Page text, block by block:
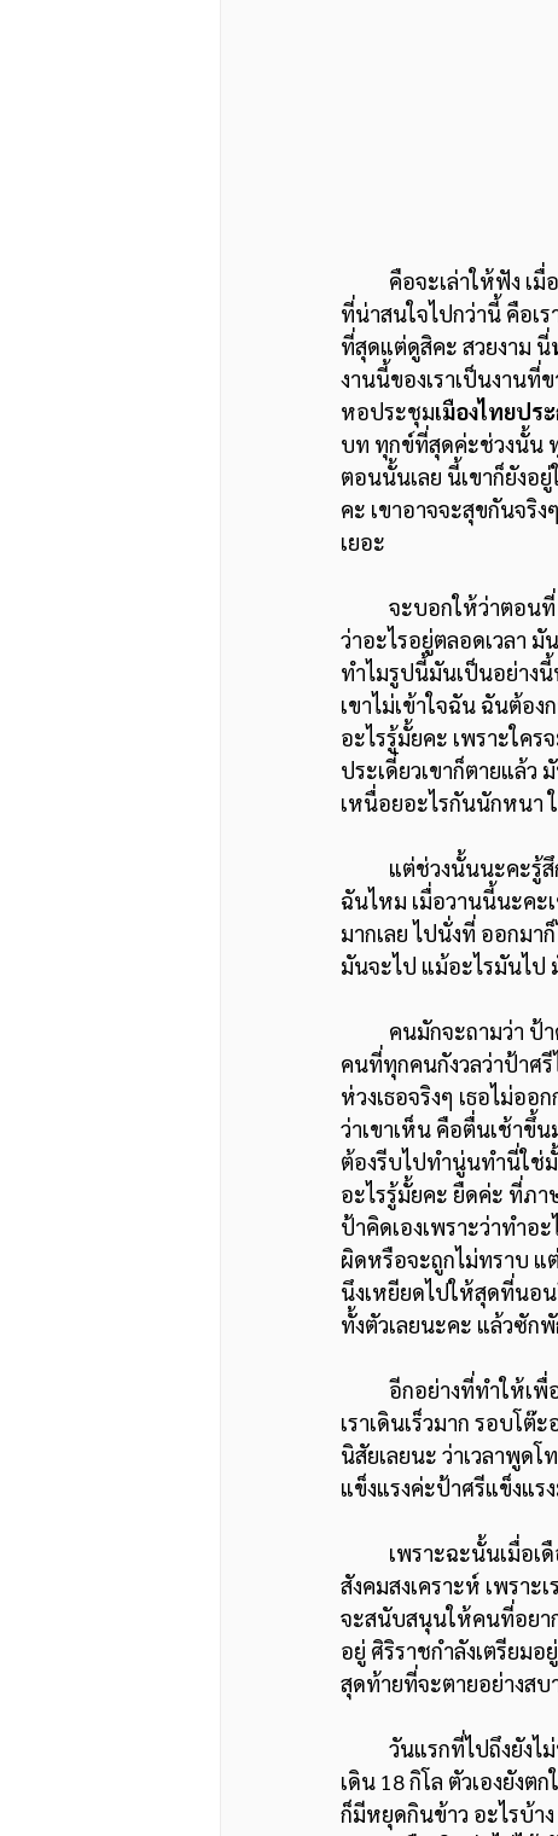
คือจะเล่าให้ฟัง เ
ที่น่าสนใจไปกว่านี้ คือเ
ที่สุดแต่ดูสิคะ สวยงาม นี่
งานนี้ของเราเป็นงานที่
หอประชุมเมืองไทยปร
บท ทุกข์ที่สุดค่ะช่วงนั้น
ตอนนั้นเลย นี้เขาก็ยังอยู่
คะ เขาอาจจะสุขกันจริง
เยอะ
ว่าอะไรอยู่ตลอดเวลา
ทำไมรูปนี้มันเป็นอย่างนี้
เขาไม่เข้าใจฉัน ฉันต้อง
อะไรรู้มั้ยคะ เพราะใคร
ประเดี๋ยวเขาก็ตายแล้
เหนื่อยอะไรกันนักหนา ใ
ฉันไหม เมื่อวานนี้นะคะ
มากเลย ไปนั่งที่ ออกม
มันจะไป แม้อะไรมันไป
คนที่ทุกคนกังวลว่าป้าศ
ห่วงเธอจริงๆ เธอไม่อ
ว่าเขาเห็น คือตื่นเช้าขึ้น
ต้องรีบไปทำนู่นทำนี่ใช่
อะไรรู้มั้ยคะ ยืดค่ะ ที่ภ
ป้าคิดเองเพราะว่าทำอ
ผิดหรือจะถูกไม่ทราบ แ
นึงเหยียดไปให้สุดที่นอ
ทั้งตัวเลยนะคะ แล้วซัก
เราเดินเร็วมาก รอบโ
นิสัยเลยนะ ว่าเวลาพูด
แข็งแรงค่ะป้าศรีแข็งแร
สังคมสงเคราะห์ เพราะ
จะสนับสนุนให้คนที่อยา
อยู่ ศิริราชกำลังเตรียม
สุดท้ายที่จะตายอย่างส
เดิน 18 กิโล ตัวเองยังต
ก็มีหยุดกินข้าว อะไรบ้า